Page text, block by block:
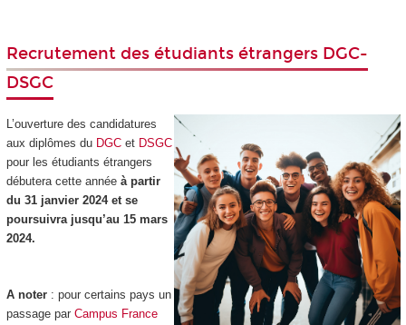
Recrutement des étudiants étrangers DGC-
DSGC
L’ouverture des candidatures
aux diplômes du DGCet DSGC
pour les étudiants étrangers
débutera cette annéeà partir
du 31 janvier 2024 et se
poursuivra jusqu’au 15 mars
2024.
A noter: pour certains pays un
passage par Campus France